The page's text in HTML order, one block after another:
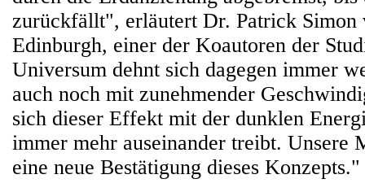
zurückfällt", erläutert Dr. Patrick Simon
Edinburgh, einer der Koautoren der
Universum dehnt sich dagegen immer
auch noch mit zunehmender
sich dieser Effekt mit der dunklen
immer mehr auseinander treibt. Unsere
eine neue Bestätigung dieses Konzepts."